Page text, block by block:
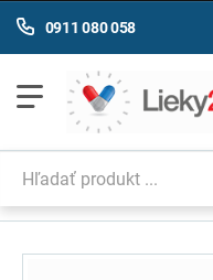
0911 080 058